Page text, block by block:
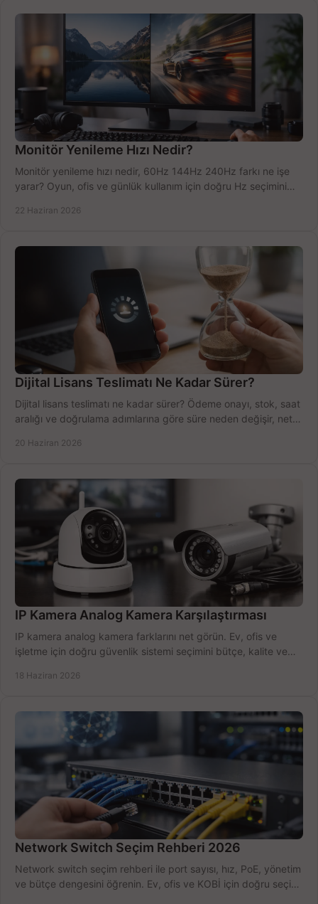
Monitör Yenileme Hızı Nedir?
Monitör yenileme hızı nedir, 60Hz 144Hz 240Hz farkı ne işe
yarar? Oyun, ofis ve günlük kullanım için doğru Hz seçimini
22 Haziran 2026
Dijital Lisans Teslimatı Ne Kadar Sürer?
Dijital lisans teslimatı ne kadar sürer? Ödeme onayı, stok, saat
aralığı ve doğrulama adımlarına göre süre neden değişir, net
20 Haziran 2026
IP Kamera Analog Kamera Karşılaştırması
IP kamera analog kamera farklarını net görün. Ev, ofis ve
işletme için doğru güvenlik sistemi seçimini bütçe, kalite ve
18 Haziran 2026
Network Switch Seçim Rehberi 2026
Network switch seçim rehberi ile port sayısı, hız, PoE, yönetim
ve bütçe dengesini öğrenin. Ev, ofis ve KOBİ için doğru seçimi